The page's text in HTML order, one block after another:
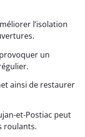
l’isolation
un
ainsi de restaurer
et-Postiac peut
roulants.